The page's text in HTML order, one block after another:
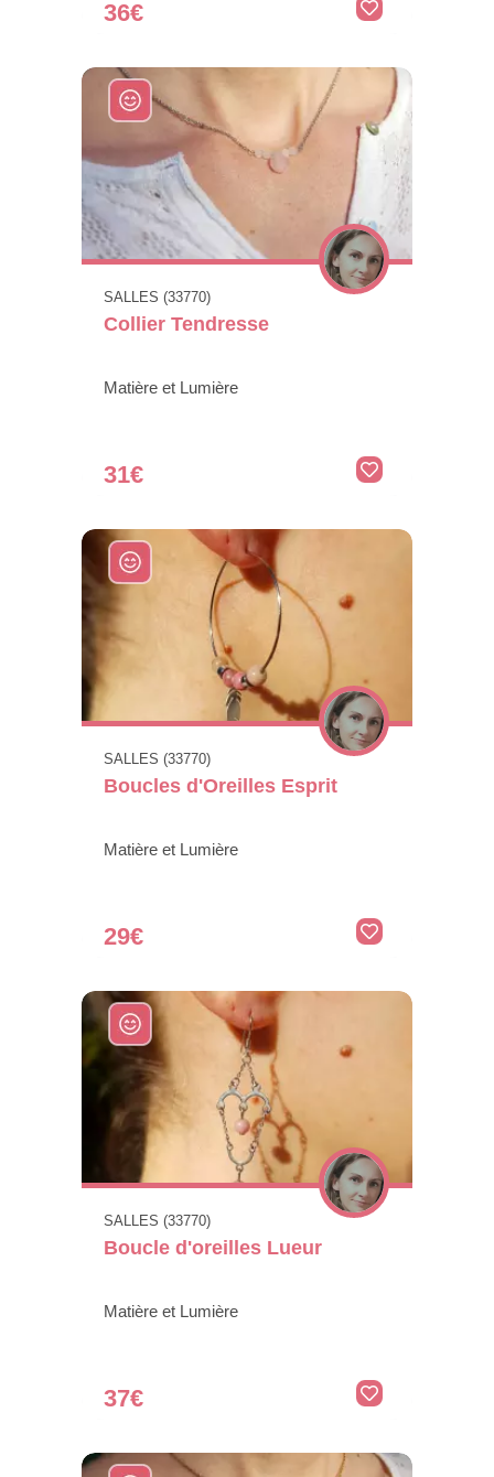
36€
SALLES (33770)
Collier Tendresse
Matière et Lumière
31€
SALLES (33770)
Boucles d'Oreilles Esprit
Matière et Lumière
29€
SALLES (33770)
Boucle d'oreilles Lueur
Matière et Lumière
37€